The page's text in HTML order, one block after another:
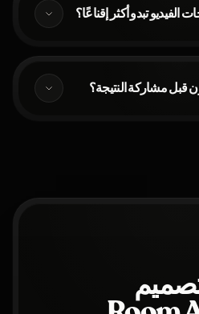
تبدو أكثر إقناعًا؟
قبل مشاركة النتيجة؟